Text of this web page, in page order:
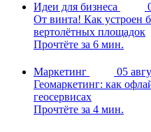
Идеи для бизнеса
От винта! Как устроен
вертолётных площадок
Прочтёте за 6 мин.
Маркетинг
05
Геомаркетинг: как
геосервисах
Прочтёте за 4 мин.